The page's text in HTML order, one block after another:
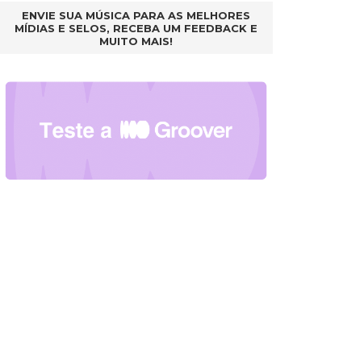
ENVIE SUA MÚSICA PARA AS MELHORES
MÍDIAS E SELOS, RECEBA UM FEEDBACK E
MUITO MAIS!